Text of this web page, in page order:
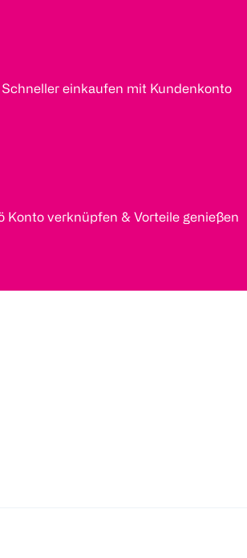
Schneller einkaufen mit Kundenkonto
Konto verknüpfen & Vorteile genießen